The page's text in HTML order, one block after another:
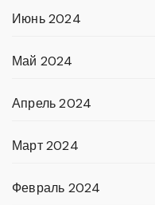
Июнь 2024
Май 2024
Апрель 2024
Март 2024
Февраль 2024